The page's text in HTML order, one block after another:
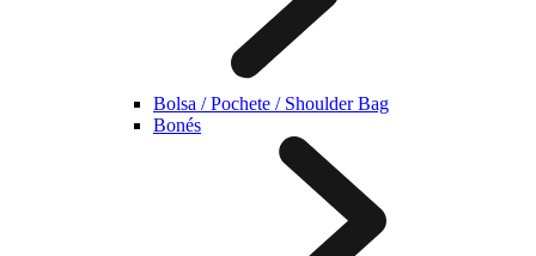
Bolsa / Pochete / Shoulder Bag
Bonés